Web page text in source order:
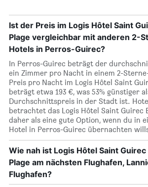
Ist der Preis im Logis Hôtel Saint
Plage vergleichbar mit anderen 2-
Hotels in Perros-Guirec?
In Perros-Guirec beträgt der
ein Zimmer pro Nacht in einem 2-
Preis pro Nacht im Logis Hôtel Saint
beträgt etwa 193 €, was 53% günstiger
Durchschnittspreis in der Stadt ist.
betrachtet das Logis Hôtel Saint Guirec
daher als eine gute Option, wenn du in
Hotel in Perros-Guirec übernachten
Wie nah ist Logis Hôtel Saint Guirec
Plage am nächsten Flughafen,
Flughafen?